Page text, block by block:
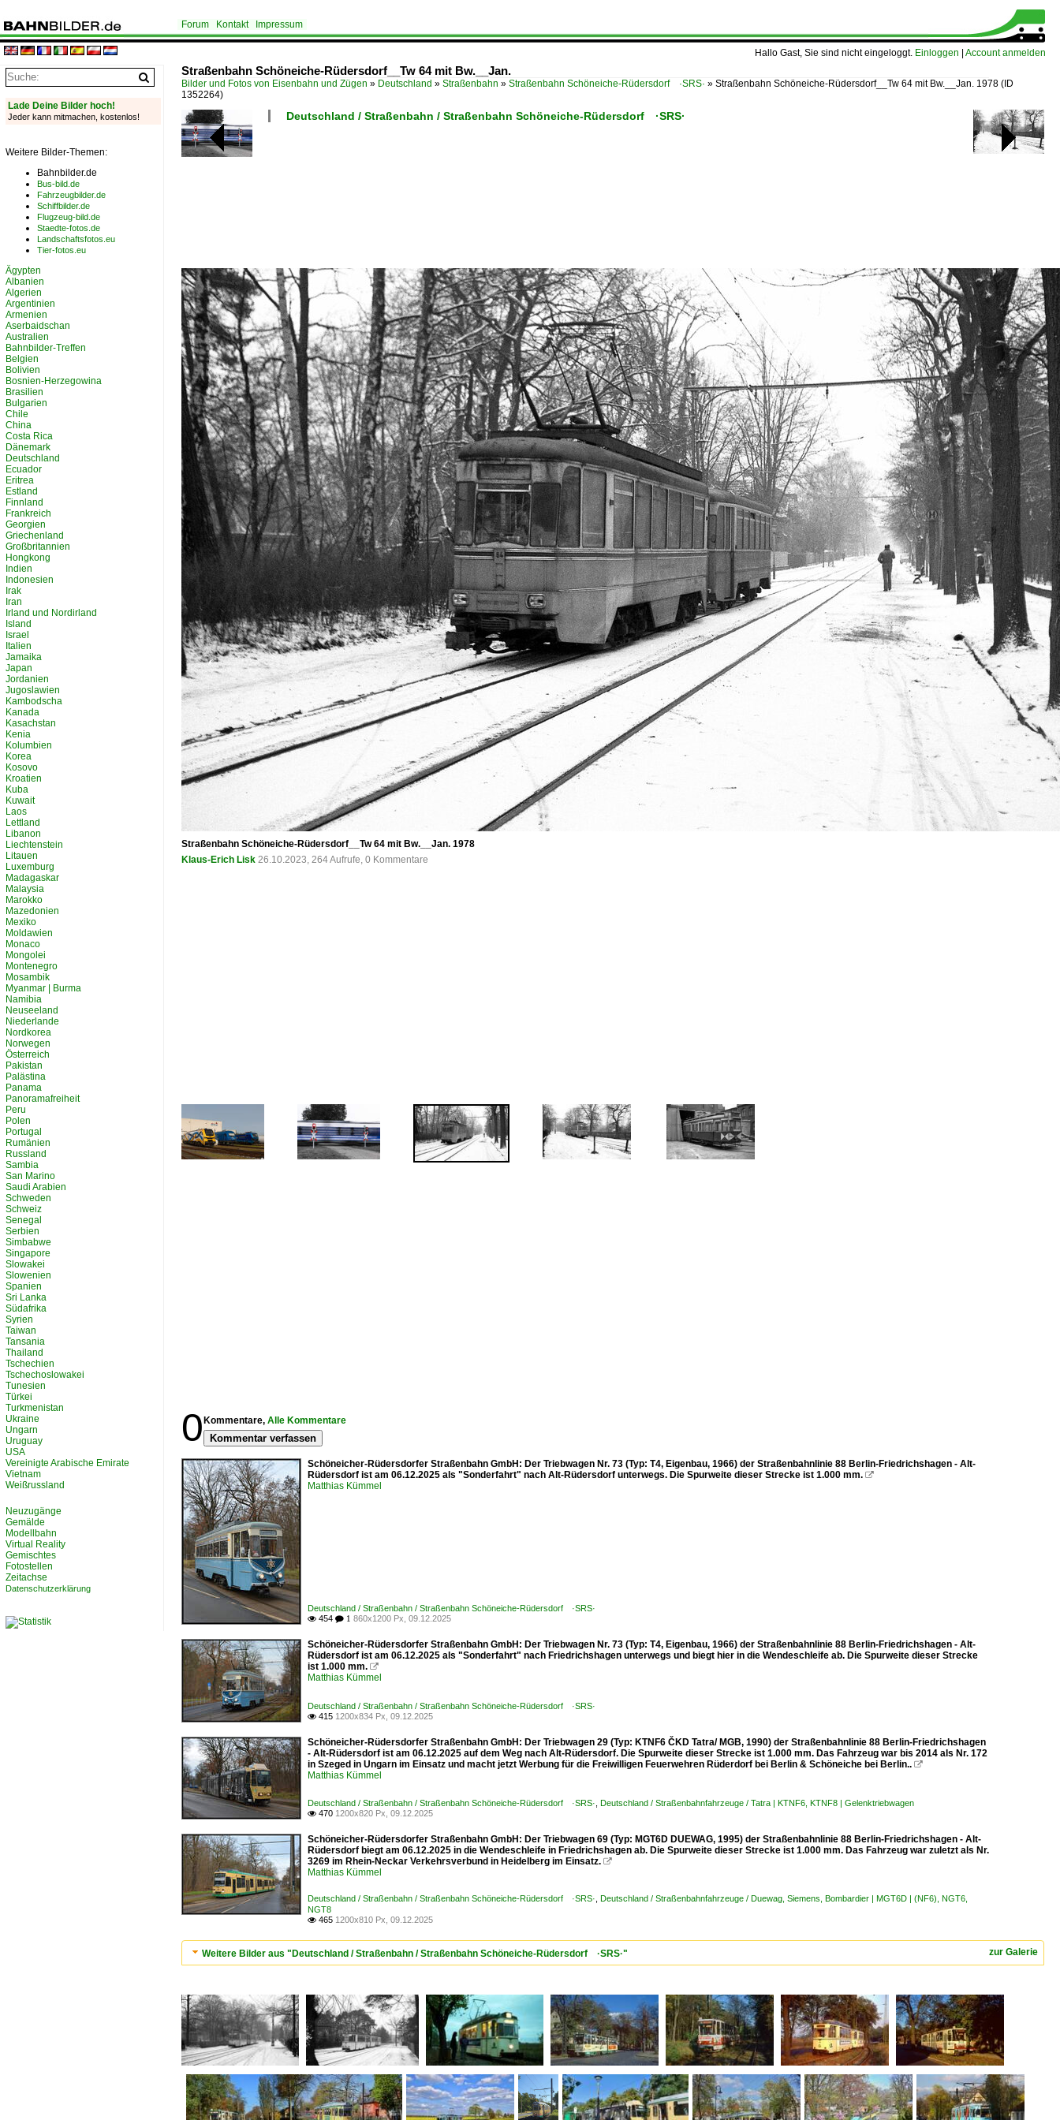
Hallo Gast, Sie sind nicht eingeloggt. Einloggen Account anmelden
Forum Kontakt Impressum
Straßenbahn Schöneiche-Rüdersdorf__Tw 64 mit Bw.__Jan.
Bilder und Fotos von Eisenbahn und Zügen » Deutschland » Straßenbahn » Straßenbahn Schöneiche-Rüdersdorf ·SRS· » Straßenbahn Schöneiche-Rüdersdorf__Tw 64 mit Bw.__Jan. 1978 (ID
1352264)
Deutschland / Straßenbahn / Straßenbahn Schöneiche-Rüdersdorf ·SRS·
Straßenbahn Schöneiche-Rüdersdorf__Tw 64 mit Bw.__Jan. 1978
Klaus-Erich Lisk 26.10.2023, 264 Aufrufe, 0 Kommentare
0 Kommentare, Alle Kommentare
Kommentar verfassen
Schöneicher-Rüdersdorfer Straßenbahn GmbH: Der Triebwagen Nr. 73 (Typ: T4, Eigenbau, 1966) der Straßenbahnlinie 88 Berlin-Friedrichshagen - Alt-
Rüdersdorf ist am 06.12.2025 als "Sonderfahrt" nach Alt-Rüdersdorf unterwegs. Die Spurweite dieser Strecke ist 1.000 mm. 
Matthias Kümmel
Deutschland / Straßenbahn / Straßenbahn Schöneiche-Rüdersdorf ·SRS·
 454  1 860x1200 Px, 09.12.2025
Schöneicher-Rüdersdorfer Straßenbahn GmbH: Der Triebwagen Nr. 73 (Typ: T4, Eigenbau, 1966) der Straßenbahnlinie 88 Berlin-Friedrichshagen - Alt-
Rüdersdorf ist am 06.12.2025 als "Sonderfahrt" nach Friedrichshagen unterwegs und biegt hier in die Wendeschleife ab. Die Spurweite dieser Strecke
ist 1.000 mm. 
Matthias Kümmel
Deutschland / Straßenbahn / Straßenbahn Schöneiche-Rüdersdorf ·SRS·
 415 1200x834 Px, 09.12.2025
Schöneicher-Rüdersdorfer Straßenbahn GmbH: Der Triebwagen 29 (Typ: KTNF6 ČKD Tatra/ MGB, 1990) der Straßenbahnlinie 88 Berlin-Friedrichshagen
- Alt-Rüdersdorf ist am 06.12.2025 auf dem Weg nach Alt-Rüdersdorf. Die Spurweite dieser Strecke ist 1.000 mm. Das Fahrzeug war bis 2014 als Nr. 172
in Szeged in Ungarn im Einsatz und macht jetzt Werbung für die Freiwilligen Feuerwehren Rüderdorf bei Berlin & Schöneiche bei Berlin.. 
Matthias Kümmel
Deutschland / Straßenbahn / Straßenbahn Schöneiche-Rüdersdorf ·SRS· Deutschland / Straßenbahnfahrzeuge / Tatra | KTNF6, KTNF8 | Gelenktriebwagen
 470 1200x820 Px, 09.12.2025
Schöneicher-Rüdersdorfer Straßenbahn GmbH: Der Triebwagen 69 (Typ: MGT6D DUEWAG, 1995) der Straßenbahnlinie 88 Berlin-Friedrichshagen - Alt-
Rüdersdorf biegt am 06.12.2025 in die Wendeschleife in Friedrichshagen ab. Die Spurweite dieser Strecke ist 1.000 mm. Das Fahrzeug war zuletzt als Nr.
3269 im Rhein-Neckar Verkehrsverbund in Heidelberg im Einsatz. 
Matthias Kümmel
Deutschland / Straßenbahn / Straßenbahn Schöneiche-Rüdersdorf ·SRS· Deutschland / Straßenbahnfahrzeuge / Duewag, Siemens, Bombardier | MGT6D | (NF6), NGT6,
NGT8
 465 1200x810 Px, 09.12.2025
zur Galerie
Weitere Bilder aus "Deutschland / Straßenbahn / Straßenbahn Schöneiche-Rüdersdorf ·SRS·"
Lade Deine Bilder hoch!
Jeder kann mitmachen, kostenlos!
Weitere Bilder-Themen:
Bahnbilder.de
Bus-bild.de
Fahrzeugbilder.de
Schiffbilder.de
Flugzeug-bild.de
Staedte-fotos.de
Landschaftsfotos.eu
Tier-fotos.eu
Ägypten
Albanien
Algerien
Argentinien
Armenien
Aserbaidschan
Australien
Bahnbilder-Treffen
Belgien
Bolivien
Bosnien-Herzegowina
Brasilien
Bulgarien
Chile
China
Costa Rica
Dänemark
Deutschland
Ecuador
Eritrea
Estland
Finnland
Frankreich
Georgien
Griechenland
Großbritannien
Hongkong
Indien
Indonesien
Irak
Iran
Irland und Nordirland
Island
Israel
Italien
Jamaika
Japan
Jordanien
Jugoslawien
Kambodscha
Kanada
Kasachstan
Kenia
Kolumbien
Korea
Kosovo
Kroatien
Kuba
Kuwait
Laos
Lettland
Libanon
Liechtenstein
Litauen
Luxemburg
Madagaskar
Malaysia
Marokko
Mazedonien
Mexiko
Moldawien
Monaco
Mongolei
Montenegro
Mosambik
Myanmar | Burma
Namibia
Neuseeland
Niederlande
Nordkorea
Norwegen
Österreich
Pakistan
Palästina
Panama
Panoramafreiheit
Peru
Polen
Portugal
Rumänien
Russland
Sambia
San Marino
Saudi Arabien
Schweden
Schweiz
Senegal
Serbien
Simbabwe
Singapore
Slowakei
Slowenien
Spanien
Sri Lanka
Südafrika
Syrien
Taiwan
Tansania
Thailand
Tschechien
Tschechoslowakei
Tunesien
Türkei
Turkmenistan
Ukraine
Ungarn
Uruguay
USA
Vereinigte Arabische Emirate
Vietnam
Weißrussland
Neuzugänge
Gemälde
Modellbahn
Virtual Reality
Gemischtes
Fotostellen
Zeitachse
Datenschutzerklärung